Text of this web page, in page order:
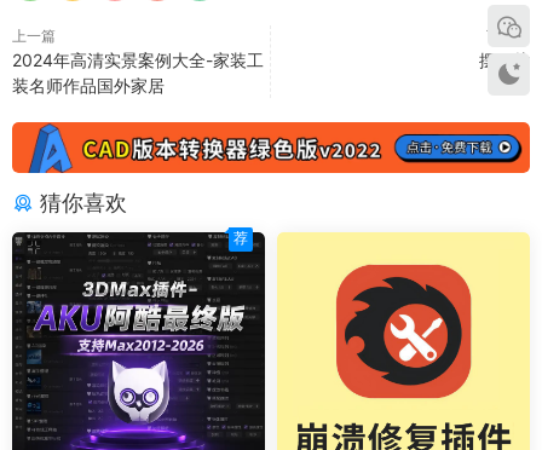
上一篇
2024年高清实景案例大全-家装工
装名师作品国外家居
下一篇
摆瓦片
猜你喜欢
荐